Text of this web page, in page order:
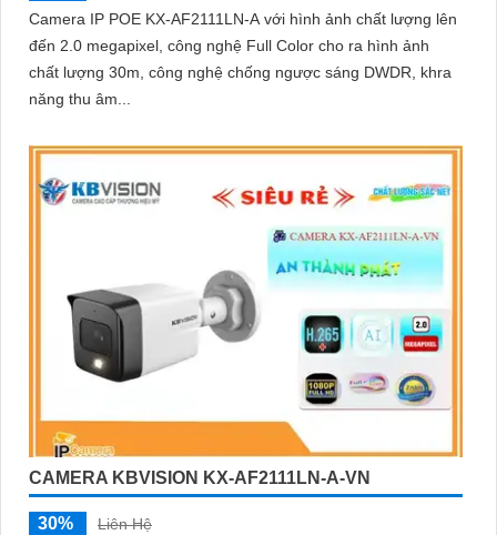
Camera IP POE KX-AF2111LN-A với hình ảnh chất lượng lên
đến 2.0 megapixel, công nghệ Full Color cho ra hình ảnh
chất lượng 30m, công nghệ chống ngược sáng DWDR, khra
năng thu âm...
CAMERA KBVISION KX-AF2111LN-A-VN
30%
Liên Hệ